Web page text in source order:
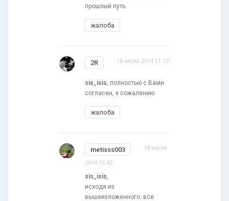
прошлый путь.
жалоба
2R 18 июля 2014 11:13
sis_isis , полностью с Вами
согласен, к сожалению.
жалоба
metisss003 18 июля
2014 16:42
sis_isis
исходя из
вышеизложенного. все